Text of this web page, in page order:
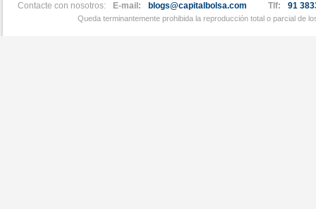
Contacte con nosotros: E-mail: blogs@capitalbolsa.com Tlf: 91
Queda terminantemente prohibida la reproducción total o parcial de